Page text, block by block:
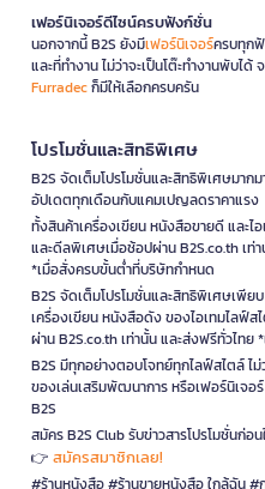
เฟอร์นิเจอร์ดีไซน์ครบฟังก์ชั่น
นอกจากนี้ B2S ยังมีเฟอร์นิเจอร์ครบทุก
และที่ทำงาน ไม่ว่าจะเป็นโต๊ะทำงานพับได้
Furradecก็มีให้เลือกครบครัน
โปรโมชั่นและสิทธิพิเศษ
B2S จัดเต็มโปรโมชั่นและสิทธิพิเศษมาก
อัปเดตทุกเดือนกับแคมเปญลดราคาแรง
ทั้งสินค้าเครื่องเขียน หนังสือขายดี และ
และดีลพิเศษเมื่อช้อปผ่าน B2S.co.th เท่
*เมื่อสั่งครบขั้นต่ำที่บริษัทกำหนด
B2S จัดเต็มโปรโมชั่นและสิทธิพิเศษเพี
เครื่องเขียน หนังสือดัง ของไอเทมไล
ผ่าน B2S.co.th เท่านั้น และส่งฟรีทั่วไท
B2S มีทุกอย่างตอบโจทย์ทุกไลฟ์สไตล์ ไ
ของเล่นเสริมพัฒนาการ หรือเฟอร์นิเจอ
B2S
สมัคร B2S Club รับข่าวสารโปรโมชั่นก่อ
👉 สมัครสมาชิกเลย!
#ร้านหนังสือ #ร้านขายหนังสือ ใกล้ฉัน #